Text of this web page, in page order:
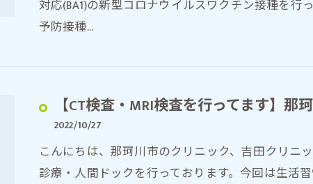
対応(BA1)の新型コロナウイルスワクチン接種を
予防接種…
【CT検査・MRI検査を行ってます】
2022/10/27
こんにちは、那珂川市のクリニック、吉田クリニ
診療・人間ドックを行っております。今回は生活